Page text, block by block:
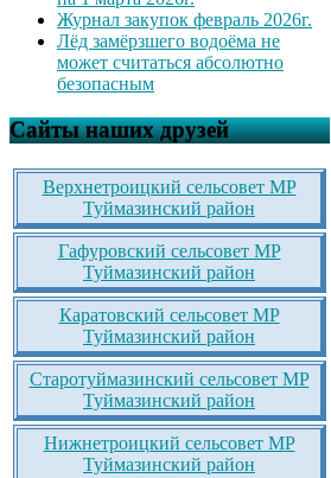
Журнал закупок февраль 2026г.
Лёд замёрзшего водоёма не
может считаться абсолютно
безопасным
Сайты наших друзей
Верхнетроицкий сельсовет МР
Туймазинский район
Гафуровский сельсовет МР
Туймазинский район
Каратовский сельсовет МР
Туймазинский район
Старотуймазинский сельсовет МР
Туймазинский район
Нижнетроицкий сельсовет МР
Туймазинский район